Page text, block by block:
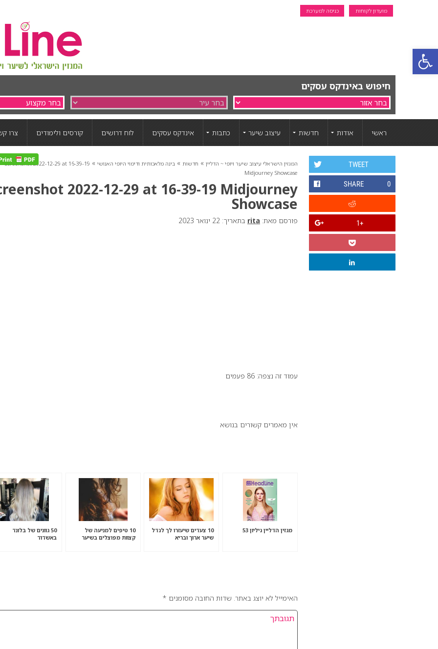
פתח סרגל נגישות
מועדון לקוחות כניסה למערכת
חיפוש באינדקס עסקים
ראשי אודות חדשות עיצוב שיער כתבות אינדקס עסקים לוח דרושים קורסים ולימודים צרו
המגזין הישראלי עיצוב שיער ויופי ~ הדליין » חדשות » בינה מלאכותית ודימוי היופי האנושי »
Screenshot 2022-12-29 at 16-39-19
Midjourney Showcase
2022-12-29 at 16-39-19 Midjourney
Showcase
פורסם מאת: rita בתאריך: 22 ינואר 2023
TWEET
SHARE 0
+1
עמוד זה נצפה: 86 פעמים
אין מאמרים קשורים בנושא
מגזין הדליין גיליון 53
10 צעדים שיעזרו לך לגדל
שיער ארוך ובריא
10 טיפים למניעה של
קצוות מפוצלים בשיער
50 גוונים של בלונד
באשדוד
האימייל לא יוצג באתר. שדות החובה מסומנים *